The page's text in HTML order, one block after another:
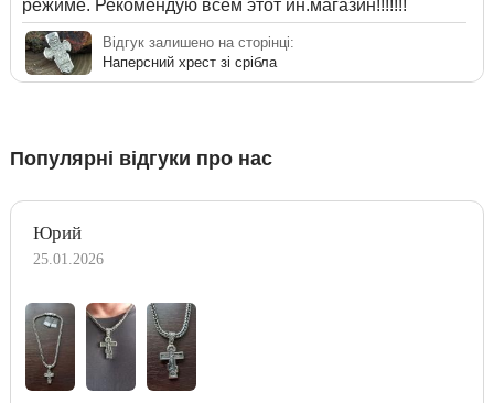
режиме. Рекомендую всем этот ин.магазин!!!!!!!
Відгук залишено на сторінці:
Наперсний хрест зі срібла
Популярні відгуки про нас
Юрий
25.01.2026